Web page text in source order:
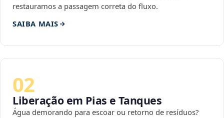
restauramos a passagem correta do fluxo.
SAIBA MAIS
02
Liberação em Pias e Tanques
Água demorando para escoar ou retorno de resíduos?